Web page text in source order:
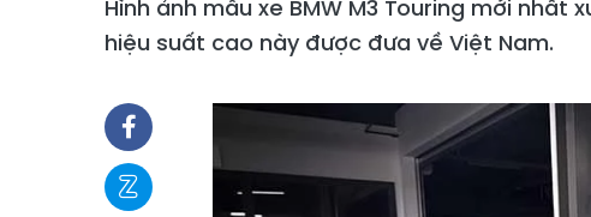
Hình ảnh mẫu xe BMW M3 Touring mới
hiệu suất cao này được đưa về Việt Nam.